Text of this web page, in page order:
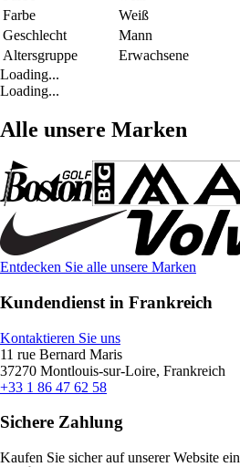
Farbe
Weiß
Geschlecht
Mann
Altersgruppe
Erwachsene
Loading...
Loading...
Alle unsere Marken
Entdecken Sie alle unsere Marken
Kundendienst in Frankreich
Kontaktieren Sie uns
11 rue Bernard Maris
37270 Montlouis-sur-Loire, Frankreich
+33 1 86 47 62 58
Sichere Zahlung
Kaufen Sie sicher auf unserer Website ein